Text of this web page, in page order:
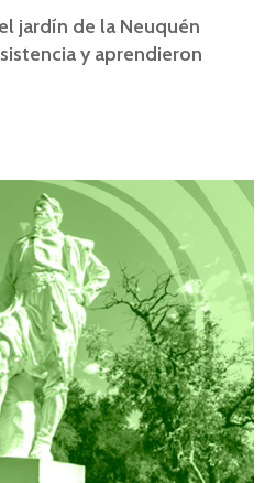
jardín de la Neuquén
y aprendieron